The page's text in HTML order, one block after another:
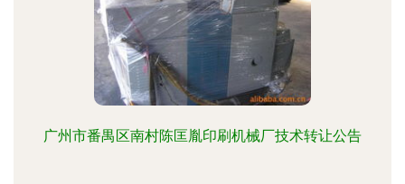
广州市番禺区南村陈匡胤印刷机械厂技术转让公告